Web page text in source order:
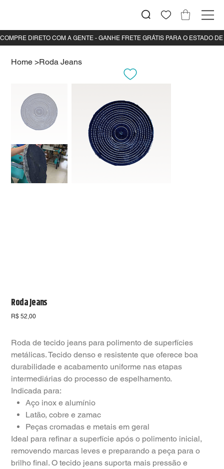
Home >Roda Jeans
Roda Jeans
Preço
R$ 52,00
Roda de tecido jeans para polimento de superfícies
metálicas. Tecido denso e resistente que oferece boa
durabilidade e acabamento uniforme nas etapas
intermediárias do processo de espelhamento.
Indicada para:
Aço inox e alumínio
Latão, cobre e zamac
Peças cromadas e metais em geral
Ideal para refinar a superfície após o polimento inicial,
removendo marcas leves e preparando a peça para o
brilho final. O tecido jeans suporta mais pressão e